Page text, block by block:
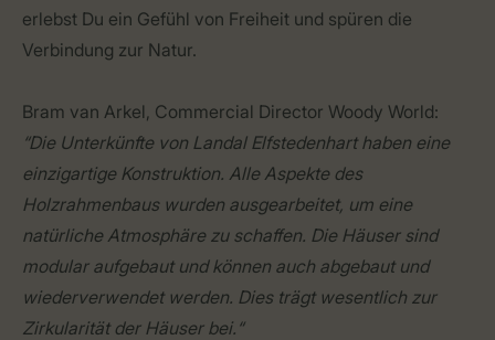
erlebst Du ein Gefühl von Freiheit und spüren die
Verbindung zur Natur.
Bram van Arkel, Commercial Director Woody World:
“Die Unterkünfte von Landal Elfstedenhart haben eine
einzigartige Konstruktion. Alle Aspekte des
Holzrahmenbaus wurden ausgearbeitet, um eine
natürliche Atmosphäre zu schaffen. Die Häuser sind
modular aufgebaut und können auch abgebaut und
wiederverwendet werden. Dies trägt wesentlich zur
Zirkularität der Häuser bei.“